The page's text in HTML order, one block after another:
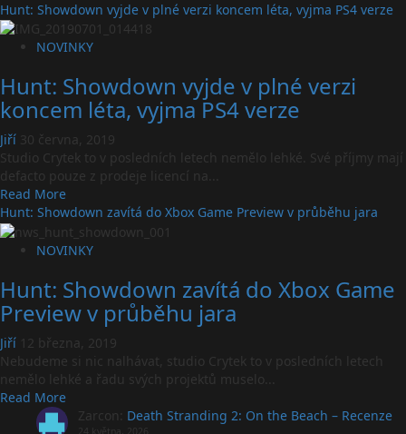
+
datum
vydání
verze
more
about
Hunt
dostal
launch
trailer
Hunt: Showdown vyjde v plné verzi koncem léta, vyjma PS4 verze
NOVINKY
Hunt: Showdown vyjde v plné verzi
koncem léta, vyjma PS4 verze
Jiří 30 června, 2019
Studio Crytek to v posledních letech nemělo lehké. Své příjmy mají
defacto pouze z prodeje licencí na...
Read MoreRead
more
about
Hunt:
vyjde
v
plné
verzi
koncem
léta,
PS4
verze
Hunt: Showdown zavítá do Xbox Game Preview v průběhu jara
NOVINKY
Hunt: Showdown zavítá do Xbox Game
Preview v průběhu jara
Jiří 12 března, 2019
Nebudeme si nic nalhávat, studio Crytek to v posledních letech
nemělo lehké a řadu svých projektů muselo...
Read MoreRead
more
Zarcon Death Stranding 2: On the Beach – Recenze
24 května, 2026